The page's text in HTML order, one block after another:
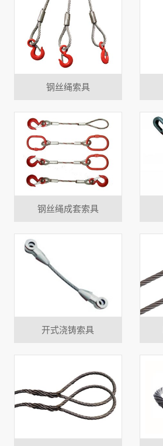
钢丝绳索具
钢丝绳成套索具
开式浇铸索具